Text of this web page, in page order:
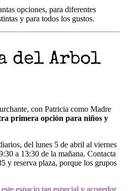
opciones, para diferentes
y para todos los gustos.
del Arbol
con Patricia como Madre
primera opción para niños y
del lunes 5 de abril al viernes
a 13:30 de la mañana. Contacta
y reserva plaza, porque los grupos